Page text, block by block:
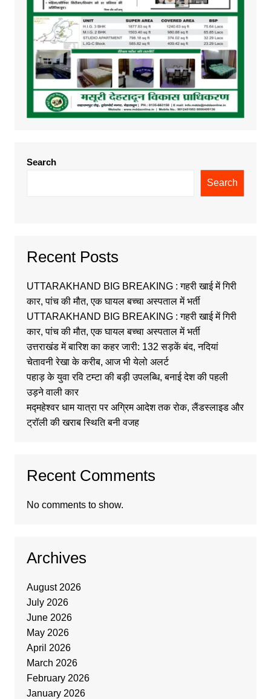
Search
Search
Recent Posts
UTTARAKHAND BIG BREAKING : गहरी खाई में गिरी
कार, पांच की मौत, एक घायल बच्चा अस्पताल में भर्ती
UTTARAKHAND BIG BREAKING : गहरी खाई में गिरी
कार, पांच की मौत, एक घायल बच्चा अस्पताल में भर्ती
उत्तराखंड में बारिश का कहर जारी: 132 सड़कें बंद, नदियां
चेतावनी रेखा के करीब, आज भी येलो अलर्ट
पहाड़ के युवा रवि टम्टा की बड़ी उपलब्धि, बनाई देश की पहली
उड़ने वाली कार
मद्महेश्वर धाम यात्रा पर अग्रिम आदेश तक रोक, लैंडस्लाइड और
ट्रॉली की खराब स्थिति बनी वजह
Recent Comments
No comments to show.
Archives
August 2026
July 2026
June 2026
May 2026
April 2026
March 2026
February 2026
January 2026